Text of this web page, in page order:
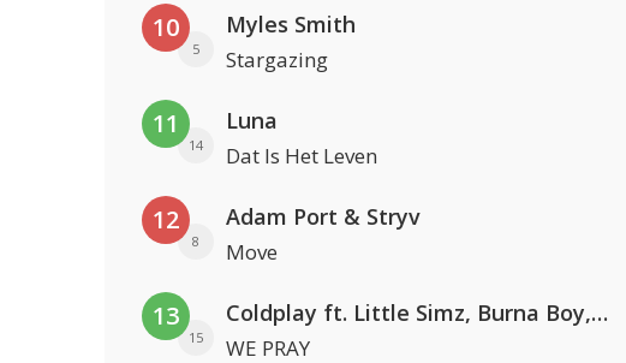
10
5
Myles Smith
Stargazing
11
14
Luna
Dat Is Het Leven
12
8
Adam Port & Stryv
Move
13
15
Coldplay ft. Little Simz, Burna Boy, Elyanna & Tini
WE PRAY